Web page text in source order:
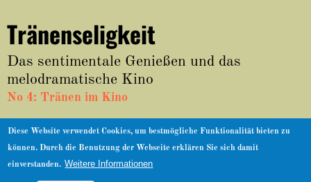
Tränenseligkeit
Das sentimentale Genießen und das
melodramatische Kino
No 4: Tränen im Kino
Reviews / Essays dieses Autors / dieser Autorin
© nachdemfilm 1999–2022 |Facebook|Impressum
Diese Website verwendet Cookies, um bestmögliche Funktionalität bieten zu
können. Durch die Benutzung der Webseite erklären Sie sich damit
einverstanden. Weitere Informationen